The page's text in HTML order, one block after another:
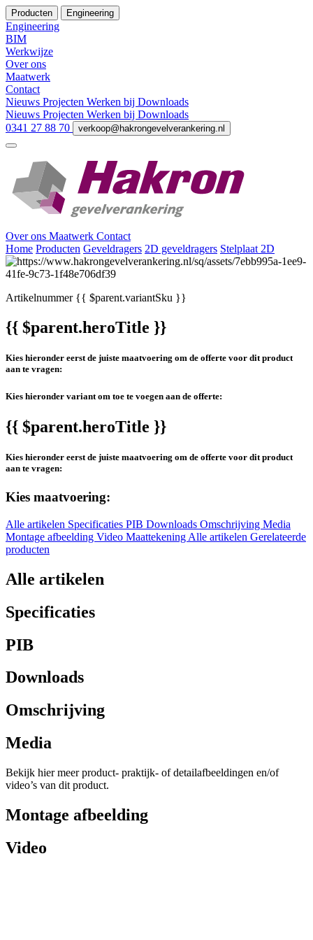
Producten Engineering
Engineering
BIM
Werkwijze
Over ons
Maatwerk
Contact
Nieuws Projecten Werken bij Downloads
Nieuws Projecten Werken bij Downloads
0341 27 88 70
verkoop@hakrongevelverankering.nl
Over ons Maatwerk Contact
Home Producten Geveldragers 2D geveldragers Stelplaat 2D
Artikelnummer{{ $parent.variantSku }}
{{ $parent.heroTitle }}
Kies hieronder eerst de juiste maatvoering om de offerte voor dit product
aan te vragen:
Kies hieronder variant om toe te voegen aan de offerte:
{{ $parent.heroTitle }}
Kies hieronder eerst de juiste maatvoering om de offerte voor dit product
aan te vragen:
Kies maatvoering:
Alle artikelen Specificaties PIB Downloads Omschrijving Media
Montage afbeelding Video Maattekening Alle artikelen Gerelateerde
producten
Alle artikelen
Specificaties
PIB
Downloads
Omschrijving
Media
Bekijk hier meer product- praktijk- of detailafbeeldingen en/of
video’s van dit product.
Montage afbeelding
Video